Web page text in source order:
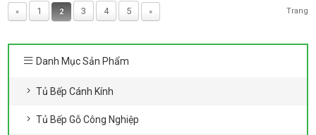
Trang
« 1 2 3 4 5 »
Danh Mục Sản Phẩm
Tủ Bếp Cánh Kính
Tủ Bếp Gỗ Công Nghiệp